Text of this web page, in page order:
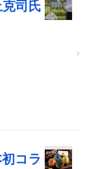
司氏
コラ